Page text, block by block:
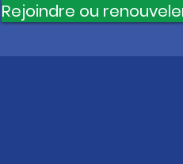
Rejoindre ou